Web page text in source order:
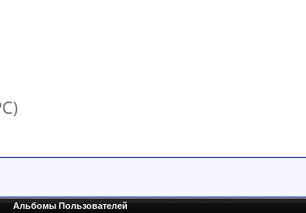
Альбомы Пользователей